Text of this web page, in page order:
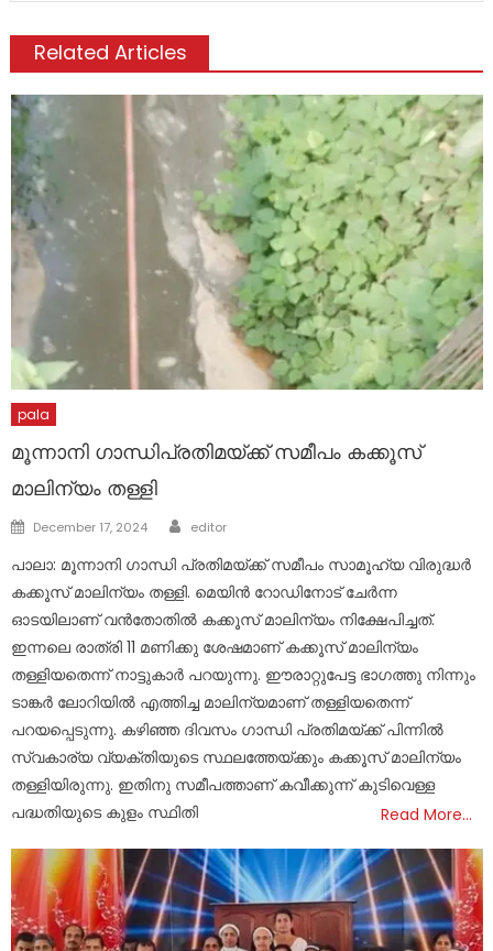
Related Articles
pala
മൂന്നാനി ഗാന്ധിപ്രതിമയ്ക്ക് സമീപം കക്കൂസ്
മാലിന്യം തള്ളി
Posted
December 17, 2024 Author
editor
പാലാ: മൂന്നാനി ഗാന്ധി പ്രതിമയ്ക്ക് സമീപം സാമൂഹ്യ വിരുദ്ധർ
കക്കൂസ് മാലിന്യം തള്ളി. മെയിൻ റോഡിനോട് ചേർന്ന
ഓടയിലാണ് വൻതോതിൽ കക്കൂസ് മാലിന്യം നിക്ഷേപിച്ചത്.
ഇന്നലെ രാത്രി 11 മണിക്കു ശേഷമാണ് കക്കൂസ് മാലിന്യം
തള്ളിയതെന്ന് നാട്ടുകാർ പറയുന്നു. ഈരാറ്റുപേട്ട ഭാഗത്തു നിന്നും
ടാങ്കർ ലോറിയിൽ എത്തിച്ച മാലിന്യമാണ് തള്ളിയതെന്ന്
പറയപ്പെടുന്നു. കഴിഞ്ഞ ദിവസം ഗാന്ധി പ്രതിമയ്ക്ക് പിന്നിൽ
സ്വകാര്യ വ്യക്തിയുടെ സ്ഥലത്തേയ്ക്കും കക്കൂസ് മാലിന്യം
തള്ളിയിരുന്നു. ഇതിനു സമീപത്താണ് കവീക്കുന്ന് കുടിവെള്ള
പദ്ധതിയുടെ കുളം സ്ഥിതി
Read More…